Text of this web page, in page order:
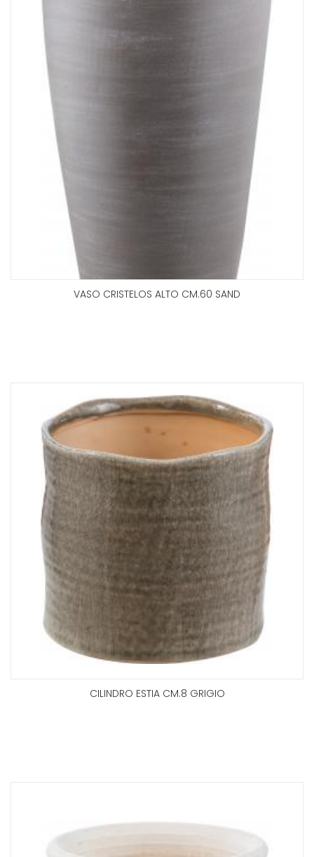
VASO CRISTELOS ALTO CM.60 SAND
CILINDRO ESTIA CM.8 GRIGIO